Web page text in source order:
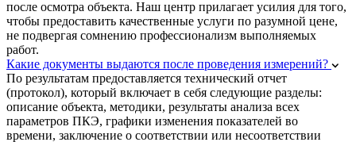
после осмотра объекта. Наш центр прилагает усилия для того,
чтобы предоставить качественные услуги по разумной цене,
не подвергая сомнению профессионализм выполняемых
работ.
Какие документы выдаются после проведения измерений?
По результатам предоставляется технический отчет
(протокол), который включает в себя следующие разделы:
описание объекта, методики, результаты анализа всех
параметров ПКЭ, графики изменения показателей во
времени, заключение о соответствии или несоответствии